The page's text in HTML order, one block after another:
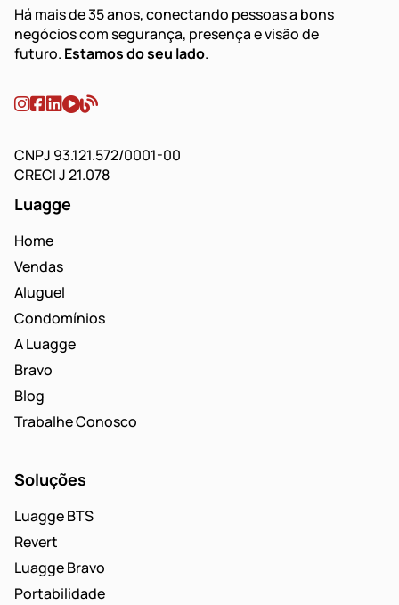
Há mais de 35 anos, conectando pessoas a bons
negócios com segurança, presença e visão de
futuro. Estamos do seu lado.
CNPJ 93.121.572/0001-00
CRECI J 21.078
Luagge
Home
Vendas
Aluguel
Condomínios
A Luagge
Bravo
Blog
Trabalhe Conosco
Soluções
Luagge BTS
Revert
Luagge Bravo
Portabilidade